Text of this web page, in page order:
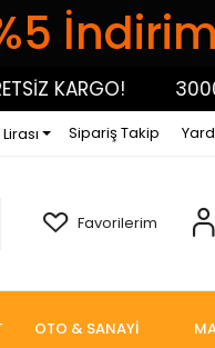
KARGO! 3000 TL
Sipariş Takip
Favorilerim
OTO & SANAYİ